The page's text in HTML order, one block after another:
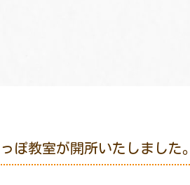
ぽ教室が開所いたしました。